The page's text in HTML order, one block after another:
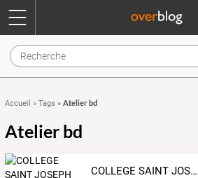
Accueil » Tags » Atelier bd
Atelier bd
COLLEGE SAINT JOSEPH